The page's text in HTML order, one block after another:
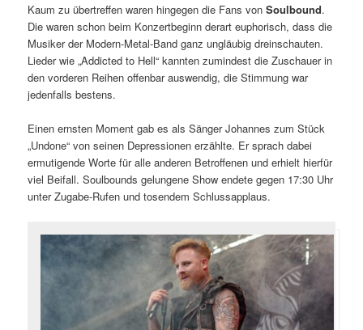
Kaum zu übertreffen waren hingegen die Fans vonSoulbound.
Die waren schon beim Konzertbeginn derart euphorisch, dass die
Musiker der Modern-Metal-Band ganz ungläubig dreinschauten.
Lieder wie „Addicted to Hell“ kannten zumindest die Zuschauer in
den vorderen Reihen offenbar auswendig, die Stimmung war
jedenfalls bestens.
Einen ernsten Moment gab es als Sänger Johannes zum Stück
„Undone“ von seinen Depressionen erzählte. Er sprach dabei
ermutigende Worte für alle anderen Betroffenen und erhielt hierfür
viel Beifall. Soulbounds gelungene Show endete gegen 17:30 Uhr
unter Zugabe-Rufen und tosendem Schlussapplaus.